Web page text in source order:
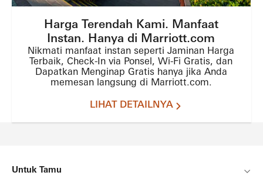
Harga Terendah Kami. Manfaat
Instan. Hanya di Marriott.com
Nikmati manfaat instan seperti Jaminan Harga
Terbaik, Check-In via Ponsel, Wi-Fi Gratis, dan
Dapatkan Menginap Gratis hanya jika Anda
memesan langsung di Marriott.com.
LIHAT DETAILNYA
Untuk Tamu